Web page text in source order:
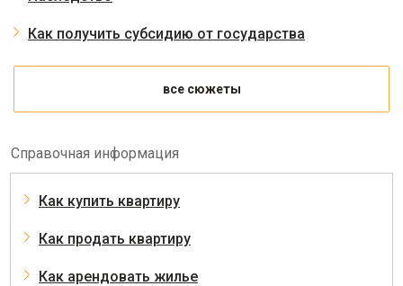
Как получить субсидию от государства
все сюжеты
Справочная информация
Как купить квартиру
Как продать квартиру
Как арендовать жилье